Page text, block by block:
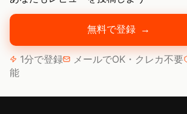
無料で登録 →
1分で登録 メールでOK・クレカ不要
能